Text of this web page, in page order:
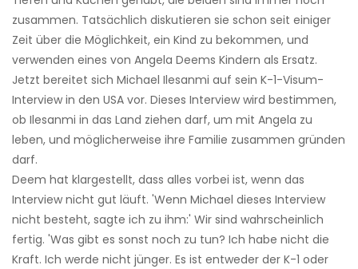
zusammen. Tatsächlich diskutieren sie schon seit einiger
Zeit über die Möglichkeit, ein Kind zu bekommen, und
verwenden eines von Angela Deems Kindern als Ersatz.
Jetzt bereitet sich Michael Ilesanmi auf sein K-1-Visum-
Interview in den USA vor. Dieses Interview wird bestimmen,
ob Ilesanmi in das Land ziehen darf, um mit Angela zu
leben, und möglicherweise ihre Familie zusammen gründen
darf.
Deem hat klargestellt, dass alles vorbei ist, wenn das
Interview nicht gut läuft. 'Wenn Michael dieses Interview
nicht besteht, sagte ich zu ihm:' Wir sind wahrscheinlich
fertig. 'Was gibt es sonst noch zu tun? Ich habe nicht die
Kraft. Ich werde nicht jünger. Es ist entweder der K-1 oder